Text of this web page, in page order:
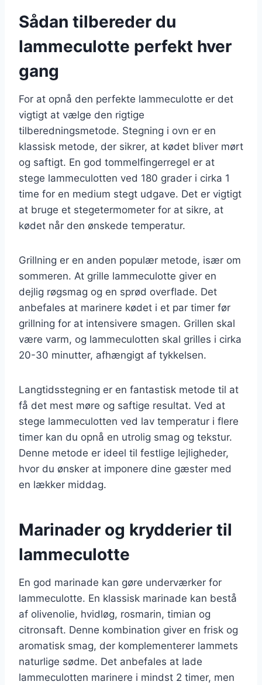
Sådan tilbereder du
lammeculotte perfekt hver
gang
For at opnå den perfekte lammeculotte er det
vigtigt at vælge den rigtige
tilberedningsmetode. Stegning i ovn er en
klassisk metode, der sikrer, at kødet bliver mørt
og saftigt. En god tommelfingerregel er at
stege lammeculotten ved 180 grader i cirka 1
time for en medium stegt udgave. Det er vigtigt
at bruge et stegetermometer for at sikre, at
kødet når den ønskede temperatur.
Grillning er en anden populær metode, især om
sommeren. At grille lammeculotte giver en
dejlig røgsmag og en sprød overflade. Det
anbefales at marinere kødet i et par timer før
grillning for at intensivere smagen. Grillen skal
være varm, og lammeculotten skal grilles i cirka
20-30 minutter, afhængigt af tykkelsen.
Langtidsstegning er en fantastisk metode til at
få det mest møre og saftige resultat. Ved at
stege lammeculotten ved lav temperatur i flere
timer kan du opnå en utrolig smag og tekstur.
Denne metode er ideel til festlige lejligheder,
hvor du ønsker at imponere dine gæster med
en lækker middag.
Marinader og krydderier til
lammeculotte
En god marinade kan gøre underværker for
lammeculotte. En klassisk marinade kan bestå
af olivenolie, hvidløg, rosmarin, timian og
citronsaft. Denne kombination giver en frisk og
aromatisk smag, der komplementerer lammets
naturlige sødme. Det anbefales at lade
lammeculotten marinere i mindst 2 timer, men